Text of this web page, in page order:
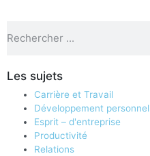
Les sujets
Carrière et Travail
Développement personnel
Esprit – d'entreprise
Productivité
Relations